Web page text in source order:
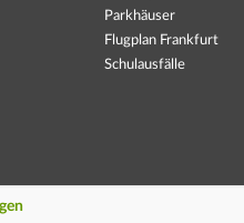
Parkhäuser
Flugplan Frankfurt
Schulausfälle